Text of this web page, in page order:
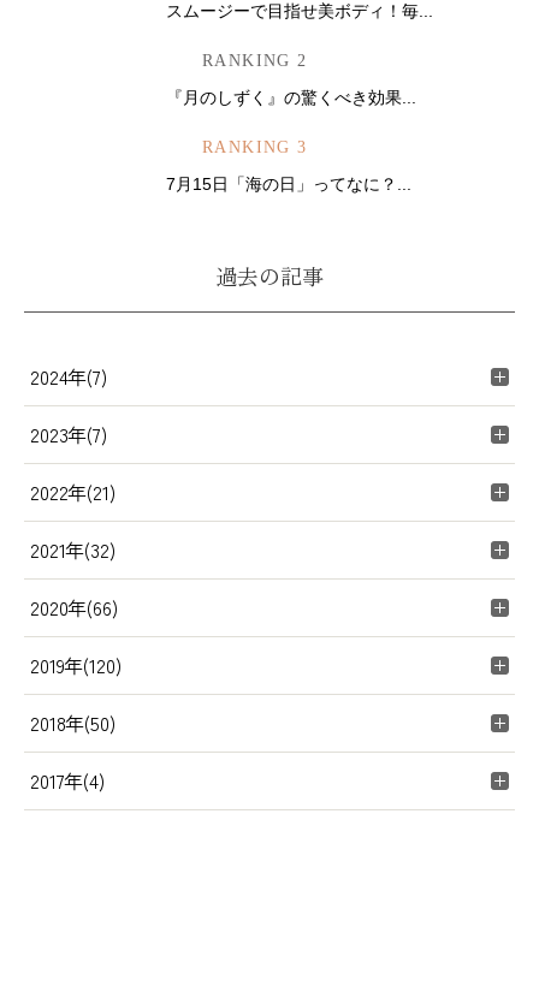
スムージーで目指せ美ボディ！毎...
RANKING 2
『月のしずく』の驚くべき効果...
RANKING 3
7月15日「海の日」ってなに？...
過去の記事
2024年(7)
2023年(7)
2022年(21)
2021年(32)
2020年(66)
2019年(120)
2018年(50)
2017年(4)